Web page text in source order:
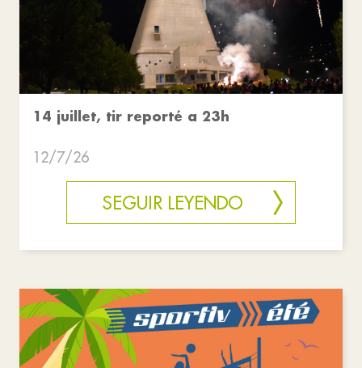
14 juillet, tir reporté a 23h
12/7/26
SEGUIR LEYENDO